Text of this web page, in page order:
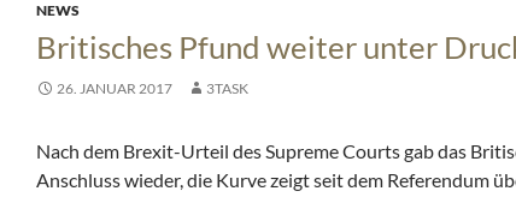
NEWS
Britisches Pfund weiter unter
26. JANUAR 2017 3TASK
Nach dem Brexit-Urteil des Supreme Courts gab das
Anschluss wieder, die Kurve zeigt seit dem Referendum